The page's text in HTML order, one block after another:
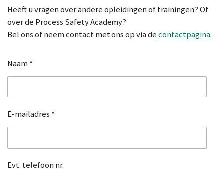
Heeft u vragen over andere opleidingen of trainingen? Of
over de Process Safety Academy?
Bel ons of neem contact met ons op via decontactpagina.
Naam *
E-mailadres *
Evt. telefoon nr.